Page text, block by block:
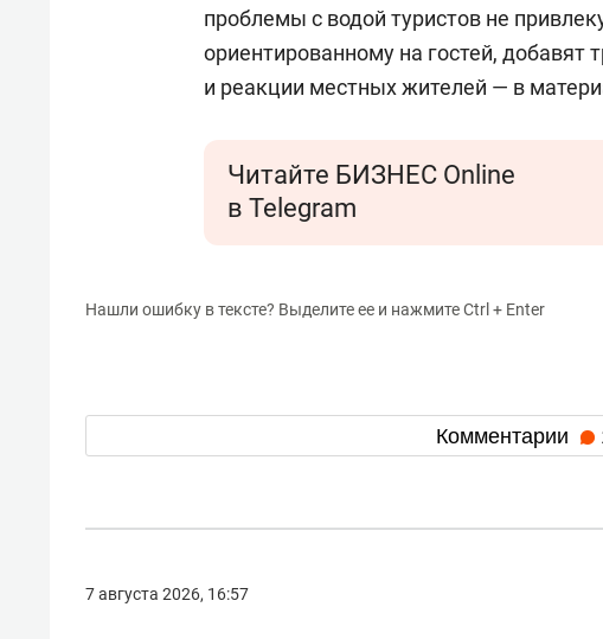
проблемы с водой туристов не
ориентированному на гостей, добавят
и реакции местных жителей — в
Читайте БИЗНЕС Online
в Telegram
Нашли ошибку в тексте? Выделите ее и нажмите Ctrl + Enter
Комментарии
7 августа 2026, 16:57